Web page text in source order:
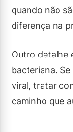
quando não
diferença na
Outro detalhe
bacteriana.
viral, tratar
caminho que